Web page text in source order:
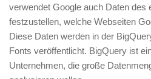
verwendet Google auch Daten des
festzustellen, welche Webseiten
Diese Daten werden in der
Fonts veröffentlicht. BigQuery ist
Unternehmen, die große